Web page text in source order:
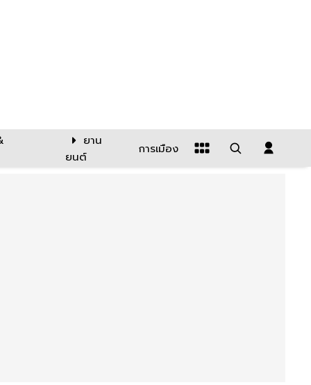
ยาน
ยนต์
การเมือง